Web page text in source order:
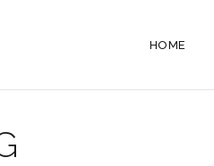
HOME